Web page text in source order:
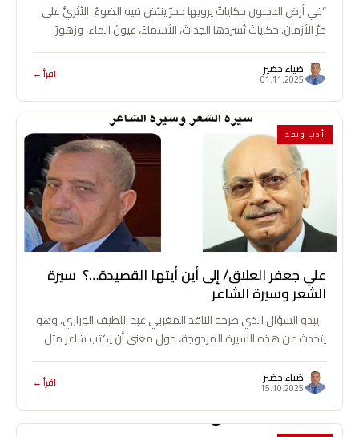
“في أرض الدحنون حكاياتٌ يرويها حجرٌ ينبُض فيه الضوءُ الأثريُّ على
مرِّ الأزمان. حكاياتٌ تُسردها الجداتُ، الأسماءُ، عيونُ الماء، وزهورُ
الليمونِ حكاياتٌ…
ضياء خضير
01.11.2025 اقرأ ←
أدب ونقد
علي جعفر العلاق/ إلى أين أيتها القصيدة…؟ سيرة
الشعر وسيرة الشاعر
يبدو السؤال الذي طرحه الناقد المغربي عبد اللطيف الوراري، وهو
يتحدث عن هذه السيرة المزدوجة، حول معنى أن يكتب شاعر مثل
علي…
ضياء خضير
15.10.2025 اقرأ ←